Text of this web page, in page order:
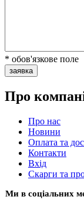
* обов'язкове поле
заявка
Про
Про нас
Новини
Оплата та
Контакти
Вхiд
Скарги та
Ми в соціальних